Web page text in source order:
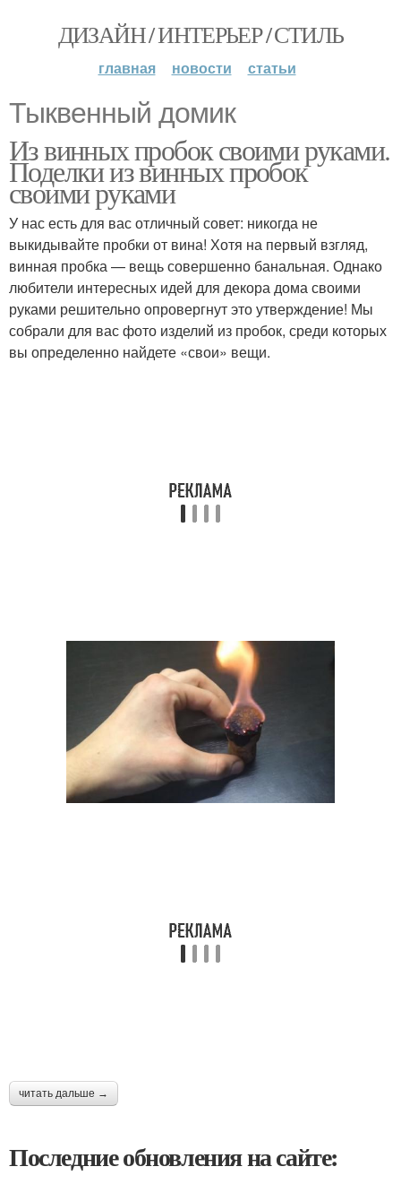
ДИЗАЙН / ИНТЕРЬЕР / СТИЛЬ
главная новости статьи
Тыквенный домик
Из винных пробок своими руками.
Поделки из винных пробок
своими руками
У нас есть для вас отличный совет: никогда не
выкидывайте пробки от вина! Хотя на первый взгляд,
винная пробка — вещь совершенно банальная. Однако
любители интересных идей для декора дома своими
руками решительно опровергнут это утверждение! Мы
собрали для вас фото изделий из пробок, среди которых
вы определенно найдете «свои» вещи.
читать дальше →
Последние обновления на сайте: